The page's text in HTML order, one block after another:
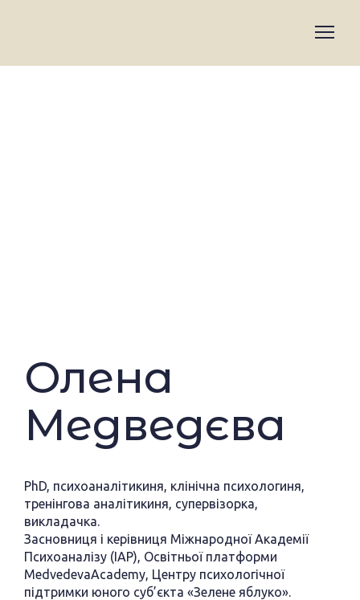
Олена
Медведєва
PhD, психоаналітикиня, клінічна психологиня,
тренінгова аналітикиня, супервізорка,
викладачка.
Засновниця і керівниця Міжнародної Академії
Психоаналізу (IAP), Освітньої платформи
MedvedevaAcademy, Центру психологічної
підтримки юного суб’єкта «Зелене яблуко».